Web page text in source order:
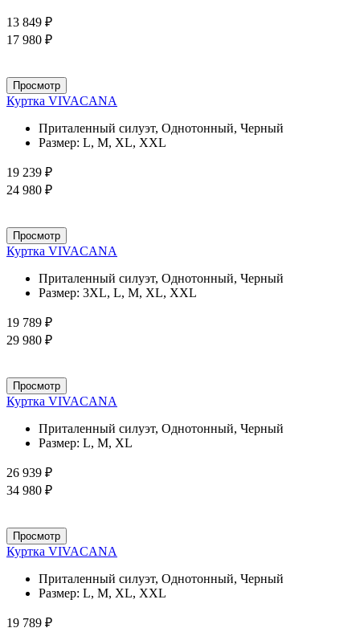
13 849 ₽
17 980 ₽
Просмотр
Куртка VIVACANA
Приталенный силуэт, Однотонный, Черный
Размер: L, M, XL, XXL
19 239 ₽
24 980 ₽
Просмотр
Куртка VIVACANA
Приталенный силуэт, Однотонный, Черный
Размер: 3XL, L, M, XL, XXL
19 789 ₽
29 980 ₽
Просмотр
Куртка VIVACANA
Приталенный силуэт, Однотонный, Черный
Размер: L, M, XL
26 939 ₽
34 980 ₽
Просмотр
Куртка VIVACANA
Приталенный силуэт, Однотонный, Черный
Размер: L, M, XL, XXL
19 789 ₽